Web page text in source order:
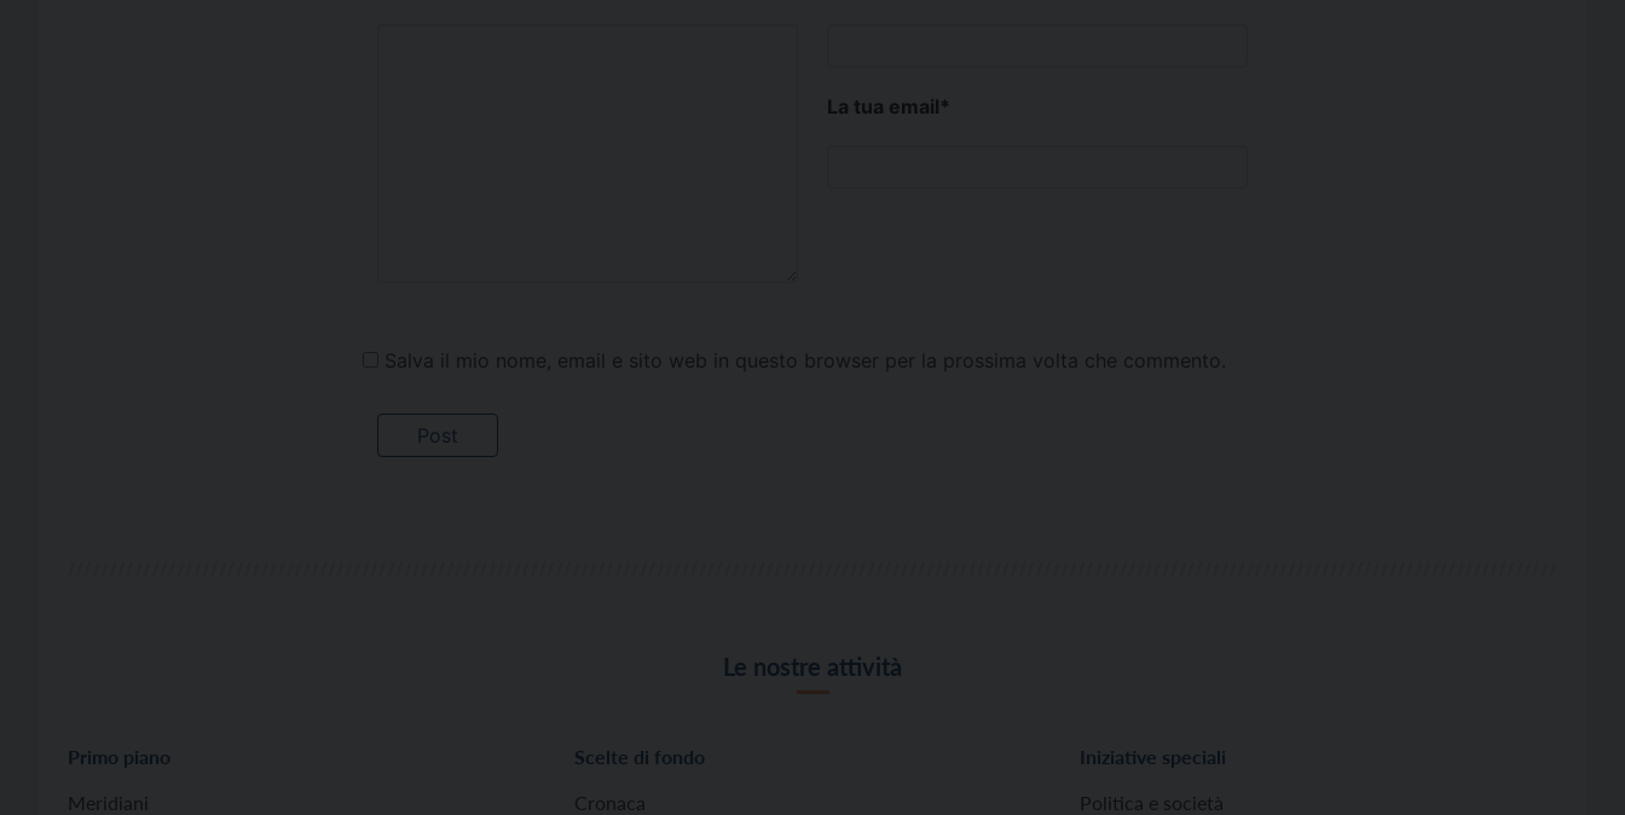
La tua email*
Salva il mio nome, email e sito web in questo browser per la prossima volta che commento.
Le nostre attività
Primo piano
Meridiani
Scelte di fondo
Cronaca
Iniziative speciali
Politica e società